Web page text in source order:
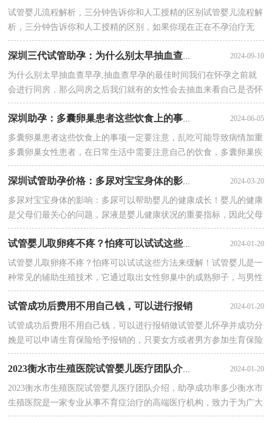
试管婴儿流程解析，三分钟告诉你和人工授精的区别试管婴儿流程解
析，三分钟告诉你和人工授精的区别，如果你现在正在不孕治疗无
果，还在考虑要不要进行人工辅助技术进行助孕···
2024-09-10
深圳三代试管助孕：为什么别太早抽血查早孕,抽血查早孕的最佳时间
为什么别太早抽血查早孕,抽血查早孕的最佳时间我们在怀孕之前就
会进行同房，那么同房之后我们就有的女性会去抽血来看自己是否怀
孕了，但是有的人就会说不要过早去验血，过早···
2024-06-05
深圳助孕：多囊卵巢患者这些饮食上的事项一定要注意，乱吃可能导致病情加重
多囊卵巢患者这些饮食上的事项一定要注意，乱吃可能导致病情加重
多囊卵巢女性患者，在日常生活中需要注意自己的饮食，多囊卵巢疾
病会引发自身糖代谢异常，尤其是患有肥胖症···
2024-03-20
深圳试管助孕价格：多尿对宝宝身体的影响：多尿可以帮助婴儿的健康成长！
多尿对宝宝身体的影响：多尿可以帮助婴儿的健康成长！婴儿的健康
是父母们最关心的问题，尿液是婴儿健康状况的重要指标，因此父母
们总是关心“怎么样让婴儿多尿”这个问题。···
2024-01-20
试管婴儿取卵疼不疼？怕疼可以试试这些方法来缓解！_1
试管婴儿取卵疼不疼？怕疼可以试试这些方法来缓解！试管婴儿是一
种常见的辅助生殖技术，它通过取出女性卵巢中的成熟卵子，与男性
精子在实验室中结合，再将受精卵移植到女性···
2024-01-20
试管成功后费用不用自己钱，可以进行报销
试管成功后费用不用自己钱，可以进行报销做试管婴儿怀孕并成功分
娩是可以申请生育保险给予报销的，只要女方或者男方参加生育保险
且连续足额缴纳生育保险费满12个月就行。虽···
2024-01-20
2023衡水市生殖医院试管婴儿医疗团队介绍，助孕成功率多少
2023衡水市生殖医院试管婴儿医疗团队介绍，助孕成功率多少衡水市
生殖医院是一家专业从事不育症治疗的高端医疗机构，致力于为广大
不孕不育患者提供最先进的诊断、治疗和辅助···